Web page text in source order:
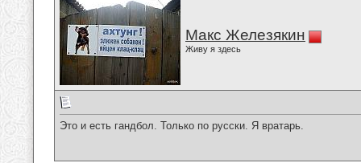
Макс Железякин
Живу я здесь
Это и есть гандбол. Только по русски. Я вратарь.